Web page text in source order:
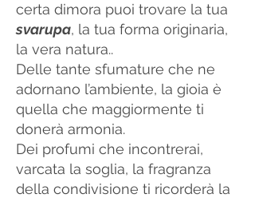
certa dimora puoi trovare la tua
svarupa, la tua forma originaria,
la vera natura..
Delle tante sfumature che ne
adornano l’ambiente, la gioia è
quella che maggiormente ti
donerà armonia.
Dei profumi che incontrerai,
varcata la soglia, la fragranza
della condivisione ti ricorderà la